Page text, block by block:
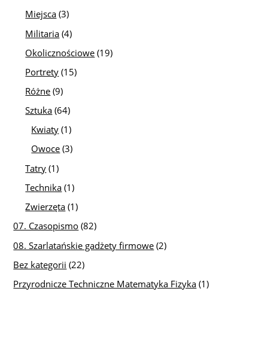
Miejsca (3)
Militaria (4)
Okolicznościowe (19)
Portrety (15)
Różne (9)
Sztuka (64)
Kwiaty (1)
Owoce (3)
Tatry (1)
Technika (1)
Zwierzęta (1)
07. Czasopismo (82)
08. Szarlatańskie gadżety firmowe (2)
Bez kategorii (22)
Przyrodnicze Techniczne Matematyka Fizyka (1)